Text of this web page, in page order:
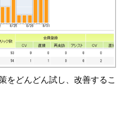
をどんどん試し、改善するこ